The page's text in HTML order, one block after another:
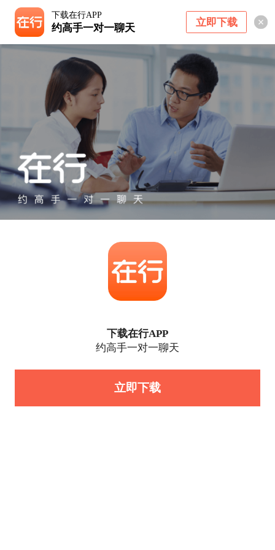
下载在行APP
约高手一对一聊天 立即下载
下载在行APP
约高手一对一聊天
立即下载